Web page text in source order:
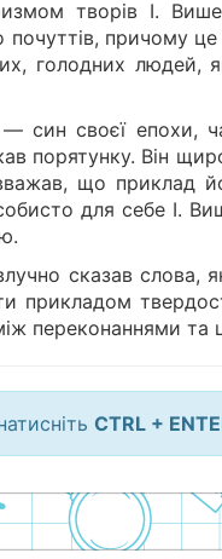
творів І.
причому
голодних людей,
своєї епохи,
порятунку. Він
що приклад
для себе І.
сказав слова,
переконаннями
CTRL +